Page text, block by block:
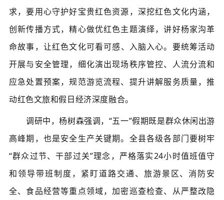
求，要用心守护好宝贵红色资源，深挖红色文化内涵，
创新传播方式，精心做优红色主题演绎，讲好杨家沟革
命故事，让红色文化可看可感、入脑入心。要统筹活动
开展与安全管理，细化演出现场秩序管控、人流分流和
应急处置预案，规范游览流程、提升讲解服务质量，推
动红色文旅和假日经济深度融合。
调研中，杨树森强调， “五一”假期既是群众休闲出游
高峰期，也是安全生产关键期。全县各级各部门要树牢
“群众过节、干部过关”理念，严格落实24小时值班值守
和领导带班制度，紧盯道路交通、旅游景区、消防安
全、食品经营等重点领域，加密巡查检查、从严整改隐